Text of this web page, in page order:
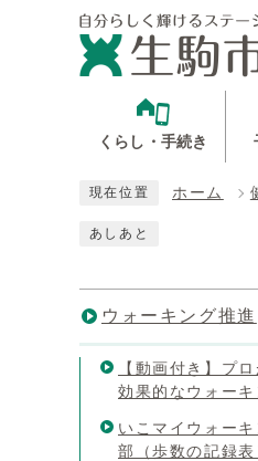
くらし・手続き
現在位置 ホーム
あしあと
ウォーキング推進
【動画付き】プ
効果的なウォーキ
いこマイウォー
部（歩数の記録表